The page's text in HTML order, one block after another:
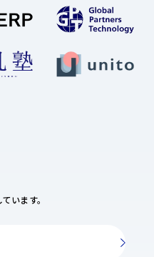
います。